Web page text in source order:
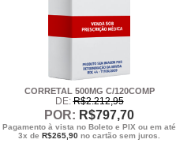
CORRETAL 500MG C/120COMP
DE: R$2.212,95
POR: R$797,70
Pagamento à vista no Boleto e PIX ou em até
3x de R$265,90 no cartão sem juros.